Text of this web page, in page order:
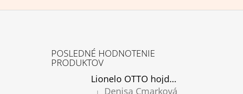
POSLEDNÉ HODNOTENIE
PRODUKTOV
Lionelo OTTO hojdacie kreslo cozy grey, rozbalené
Denisa Cmarková